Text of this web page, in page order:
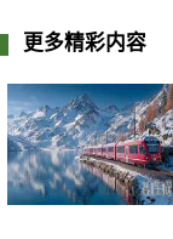
更多精彩内容